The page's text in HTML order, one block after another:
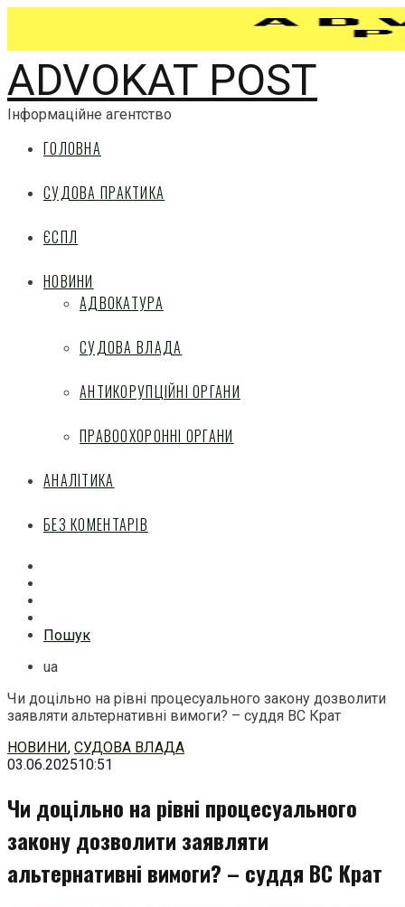
ADVOKAT POST
Інформаційне агентство
ГОЛОВНА
СУДОВА ПРАКТИКА
ЄСПЛ
НОВИНИ
АДВОКАТУРА
СУДОВА ВЛАДА
АНТИКОРУПЦІЙНІ ОРГАНИ
ПРАВООХОРОННІ ОРГАНИ
АНАЛІТИКА
БЕЗ КОМЕНТАРІВ
Пошук
ua
Чи доцільно на рівні процесуального закону дозволити
заявляти альтернативні вимоги? – суддя ВС Крат
Перейти
до
НОВИНИ, СУДОВА ВЛАДА
03.06.202510:51
Чи доцільно на рівні процесуального
закону дозволити заявляти
альтернативні вимоги? – суддя ВС Крат